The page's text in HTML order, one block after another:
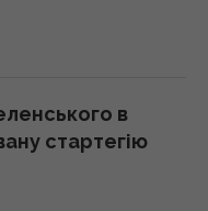
в
стартегію